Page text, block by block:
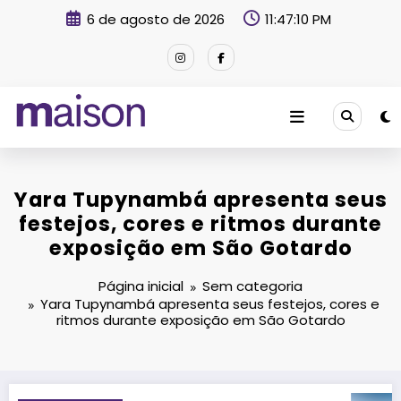
6 de agosto de 2026 11:47:11 PM
Revista Maison
Yara Tupynambá apresenta seus
festejos, cores e ritmos durante
exposição em São Gotardo
Página inicial
Sem categoria
Yara Tupynambá apresenta seus festejos, cores e
ritmos durante exposição em São Gotardo